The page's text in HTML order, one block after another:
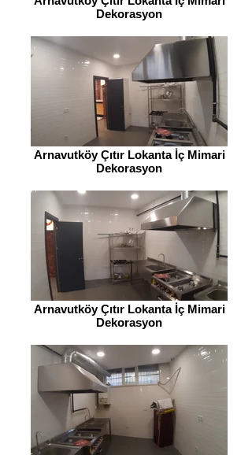
Dekorasyon
Arnavutköy Çıtır Lokanta İç Mimari
Dekorasyon
Arnavutköy Çıtır Lokanta İç Mimari
Dekorasyon